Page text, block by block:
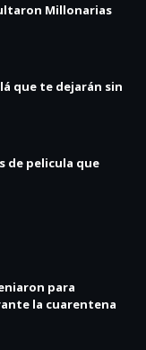
Millonarias
que te dejarán sin
de pelicula que
para
la cuarentena